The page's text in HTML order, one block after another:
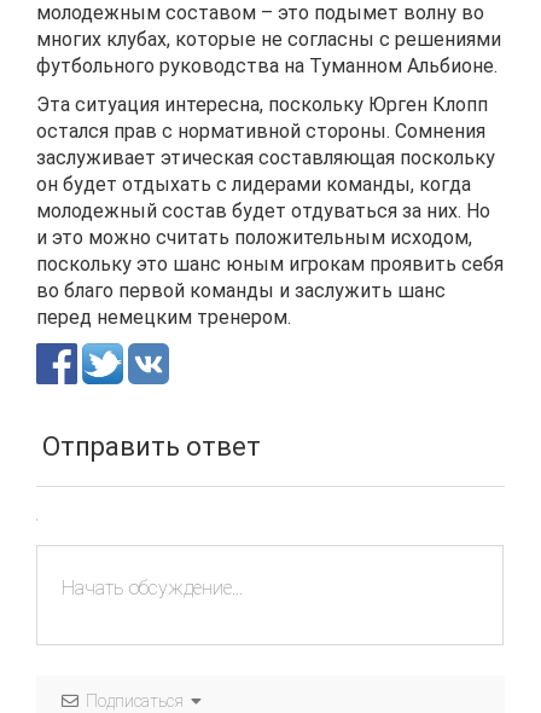
молодежным составом – это подымет волну во
многих клубах, которые не согласны с решениями
футбольного руководства на Туманном Альбионе.
Эта ситуация интересна, поскольку Юрген Клопп
остался прав с нормативной стороны. Сомнения
заслуживает этическая составляющая поскольку
он будет отдыхать с лидерами команды, когда
молодежный состав будет отдуваться за них. Но
и это можно считать положительным исходом,
поскольку это шанс юным игрокам проявить себя
во благо первой команды и заслужить шанс
перед немецким тренером.
Отправить ответ
Подписаться